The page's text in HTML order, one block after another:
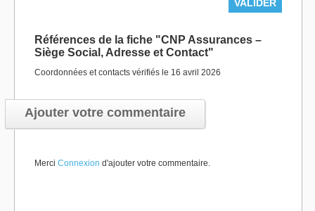
Références de la fiche "CNP Assurances –
Siège Social, Adresse et Contact"
Coordonnées et contacts vérifiés le 16 avril 2026
Ajouter votre commentaire
Merci Connexion d'ajouter votre commentaire.